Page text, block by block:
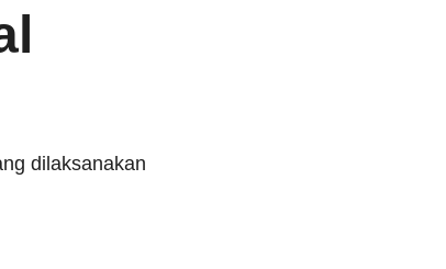
dilaksanakan